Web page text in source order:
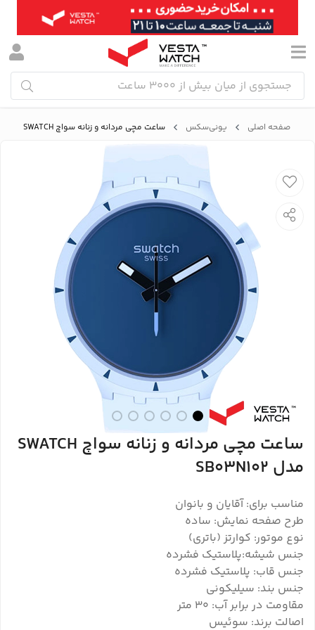
صفحه اصلی یونی‌سکس ساعت مچی مردانه و زنانه سواچ SWATCH مدل SB03N102
ساعت مچی مردانه و زنانه سواچ SWATCH
مدل SB03N102
مناسب برای: آقایان و بانوان
طرح صفحه نمایش: ساده
نوع موتور: کوارتز (باتری)
جنس شیشه:پلاستیک فشرده
جنس قاب: پلاستیک فشرده
جنس بند: سیلیکونی
مقاومت در برابر آب: ۳۰ متر
اصالت برند: سوئیس